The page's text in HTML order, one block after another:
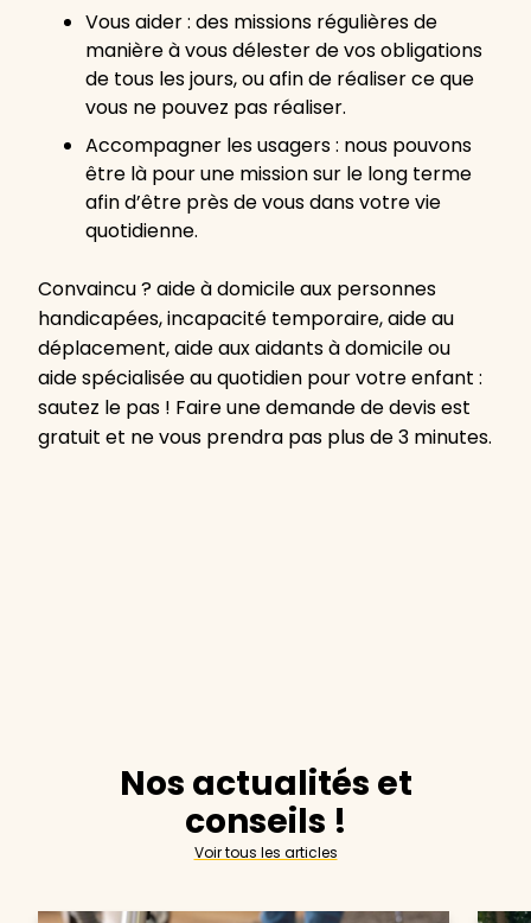
Vous aider : des missions régulières de
manière à vous délester de vos obligations
de tous les jours, ou afin de réaliser ce que
vous ne pouvez pas réaliser.
Accompagner les usagers : nous pouvons
être là pour une mission sur le long terme
afin d’être près de vous dans votre vie
quotidienne.
Convaincu ? aide à domicile aux personnes
handicapées, incapacité temporaire, aide au
déplacement, aide aux aidants à domicile ou
aide spécialisée au quotidien pour votre enfant :
sautez le pas ! Faire une demande de devis est
gratuit et ne vous prendra pas plus de 3 minutes.
Nos actualités et
conseils !
Voir tous les articles